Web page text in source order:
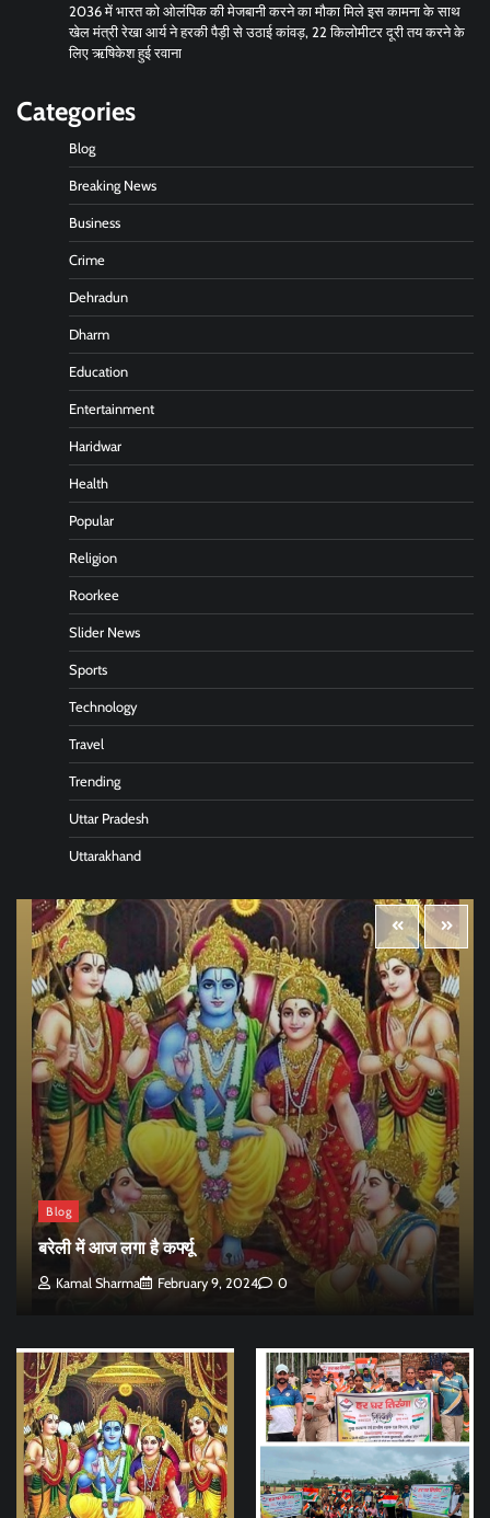
2036 में भारत को ओलंपिक की मेजबानी करने का मौका मिले इस कामना के साथ
खेल मंत्री रेखा आर्य ने हरकी पैड़ी से उठाई कांवड़, 22 किलोमीटर दूरी तय करने के
लिए ऋषिकेश हुई रवाना
Categories
Blog
Breaking News
Business
Crime
Dehradun
Dharm
Education
Entertainment
Haridwar
Health
Popular
Religion
Roorkee
Slider News
Sports
Technology
Travel
Trending
Uttar Pradesh
Uttarakhand
Blog
बरेली में आज लगा है कर्फ्यू
Kamal Sharma February 9, 2024 0